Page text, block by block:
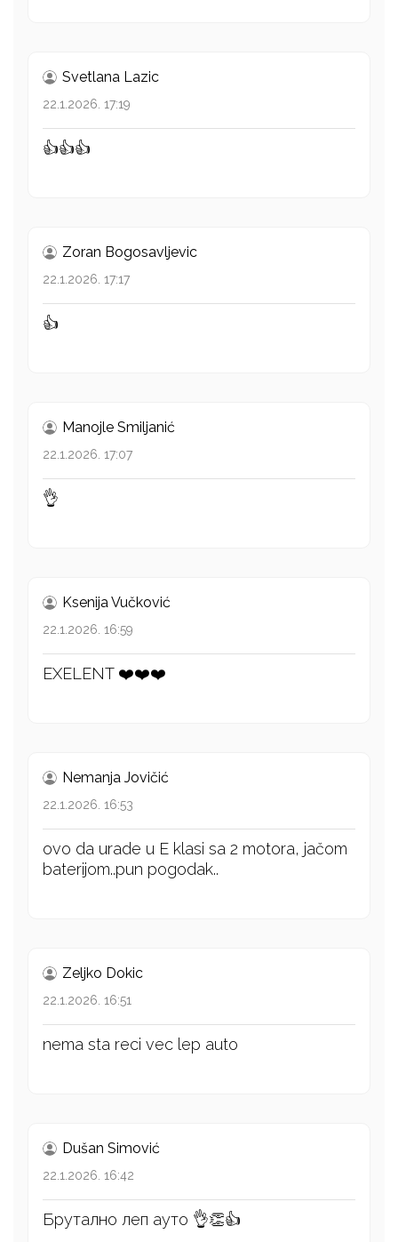
Svetlana Lazic
22.1.2026. 17:19
👍👍👍
Zoran Bogosavljevic
22.1.2026. 17:17
👍
Manojle Smiljanić
22.1.2026. 17:07
👌
Ksenija Vučković
22.1.2026. 16:59
EXELENT ❤️❤️❤️
Nemanja Jovičić
22.1.2026. 16:53
ovo da urade u E klasi sa 2 motora, jačom
baterijom..pun pogodak..
Zeljko Dokic
22.1.2026. 16:51
nema sta reci vec lep auto
Dušan Simović
22.1.2026. 16:42
Брутално леп ауто 👌👏👍